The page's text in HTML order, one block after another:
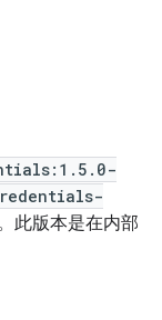
此版本是在内部